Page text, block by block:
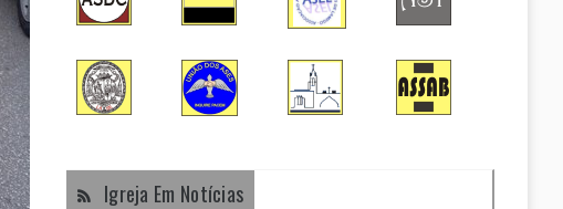
Igreja Em Notícias